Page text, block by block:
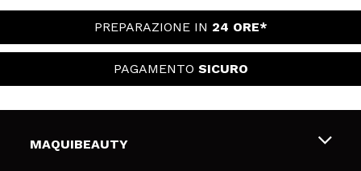
PREPARAZIONE IN 24 ORE*
PAGAMENTO SICURO
MAQUIBEAUTY